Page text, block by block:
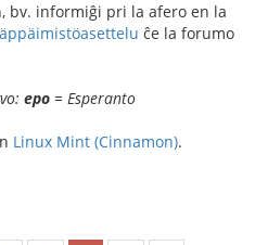
bv. informiĝi pri la afero en la
ĉe la forumo
epo = Esperanto
Linux Mint (Cinnamon).